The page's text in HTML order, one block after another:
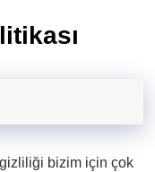
bizim için çok